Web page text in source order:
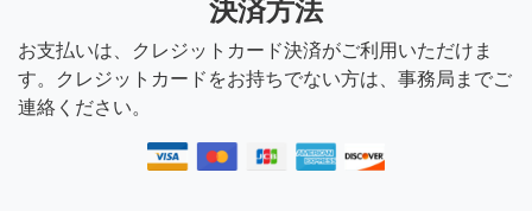
決済方法
お支払いは、クレジットカード決済がご利用いただけま
す。クレジットカードをお持ちでない方は、事務局までご
連絡ください。